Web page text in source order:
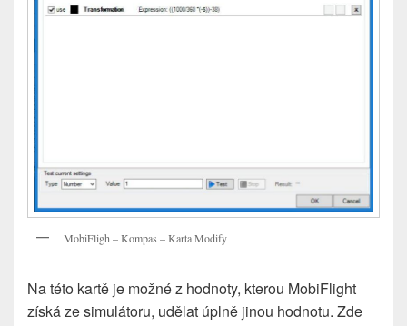
MobiFligh – Kompas – Karta Modify
Na této kartě je možné z hodnoty, kterou MobiFlight
získá ze simulátoru, udělat úplně jinou hodnotu. Zde